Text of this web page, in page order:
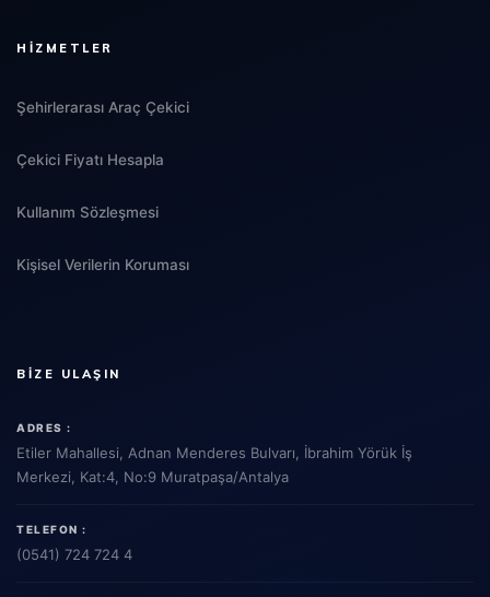
HIZMETLER
Şehirlerarası Araç Çekici
Çekici Fiyatı Hesapla
Kullanım Sözleşmesi
Kişisel Verilerin Koruması
BIZE ULAŞIN
ADRES :
Etiler Mahallesi, Adnan Menderes Bulvarı, İbrahim Yörük İş
Merkezi, Kat:4, No:9 Muratpaşa/Antalya
TELEFON :
(0541) 724 724 4